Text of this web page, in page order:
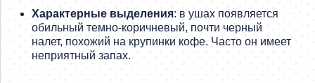
Характерные выделения: в ушах появляется
обильный темно-коричневый, почти черный
налет, похожий на крупинки кофе. Часто он имеет
неприятный запах.